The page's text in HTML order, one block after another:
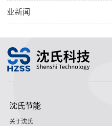
业新闻
沈氏节能
关于沈氏